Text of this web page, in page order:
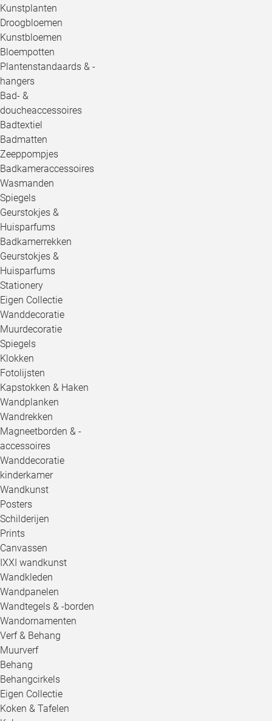
Kunstplanten
Droogbloemen
Kunstbloemen
Bloempotten
Plantenstandaards & -
hangers
Bad- &
doucheaccessoires
Badtextiel
Badmatten
Zeeppompjes
Badkameraccessoires
Wasmanden
Spiegels
Geurstokjes &
Huisparfums
Badkamerrekken
Geurstokjes &
Huisparfums
Stationery
Eigen Collectie
Wanddecoratie
Muurdecoratie
Spiegels
Klokken
Fotolijsten
Kapstokken & Haken
Wandplanken
Wandrekken
Magneetborden & -
accessoires
Wanddecoratie
kinderkamer
Wandkunst
Posters
Schilderijen
Prints
Canvassen
IXXI wandkunst
Wandkleden
Wandpanelen
Wandtegels & -borden
Wandornamenten
Verf & Behang
Muurverf
Behang
Behangcirkels
Eigen Collectie
Koken & Tafelen